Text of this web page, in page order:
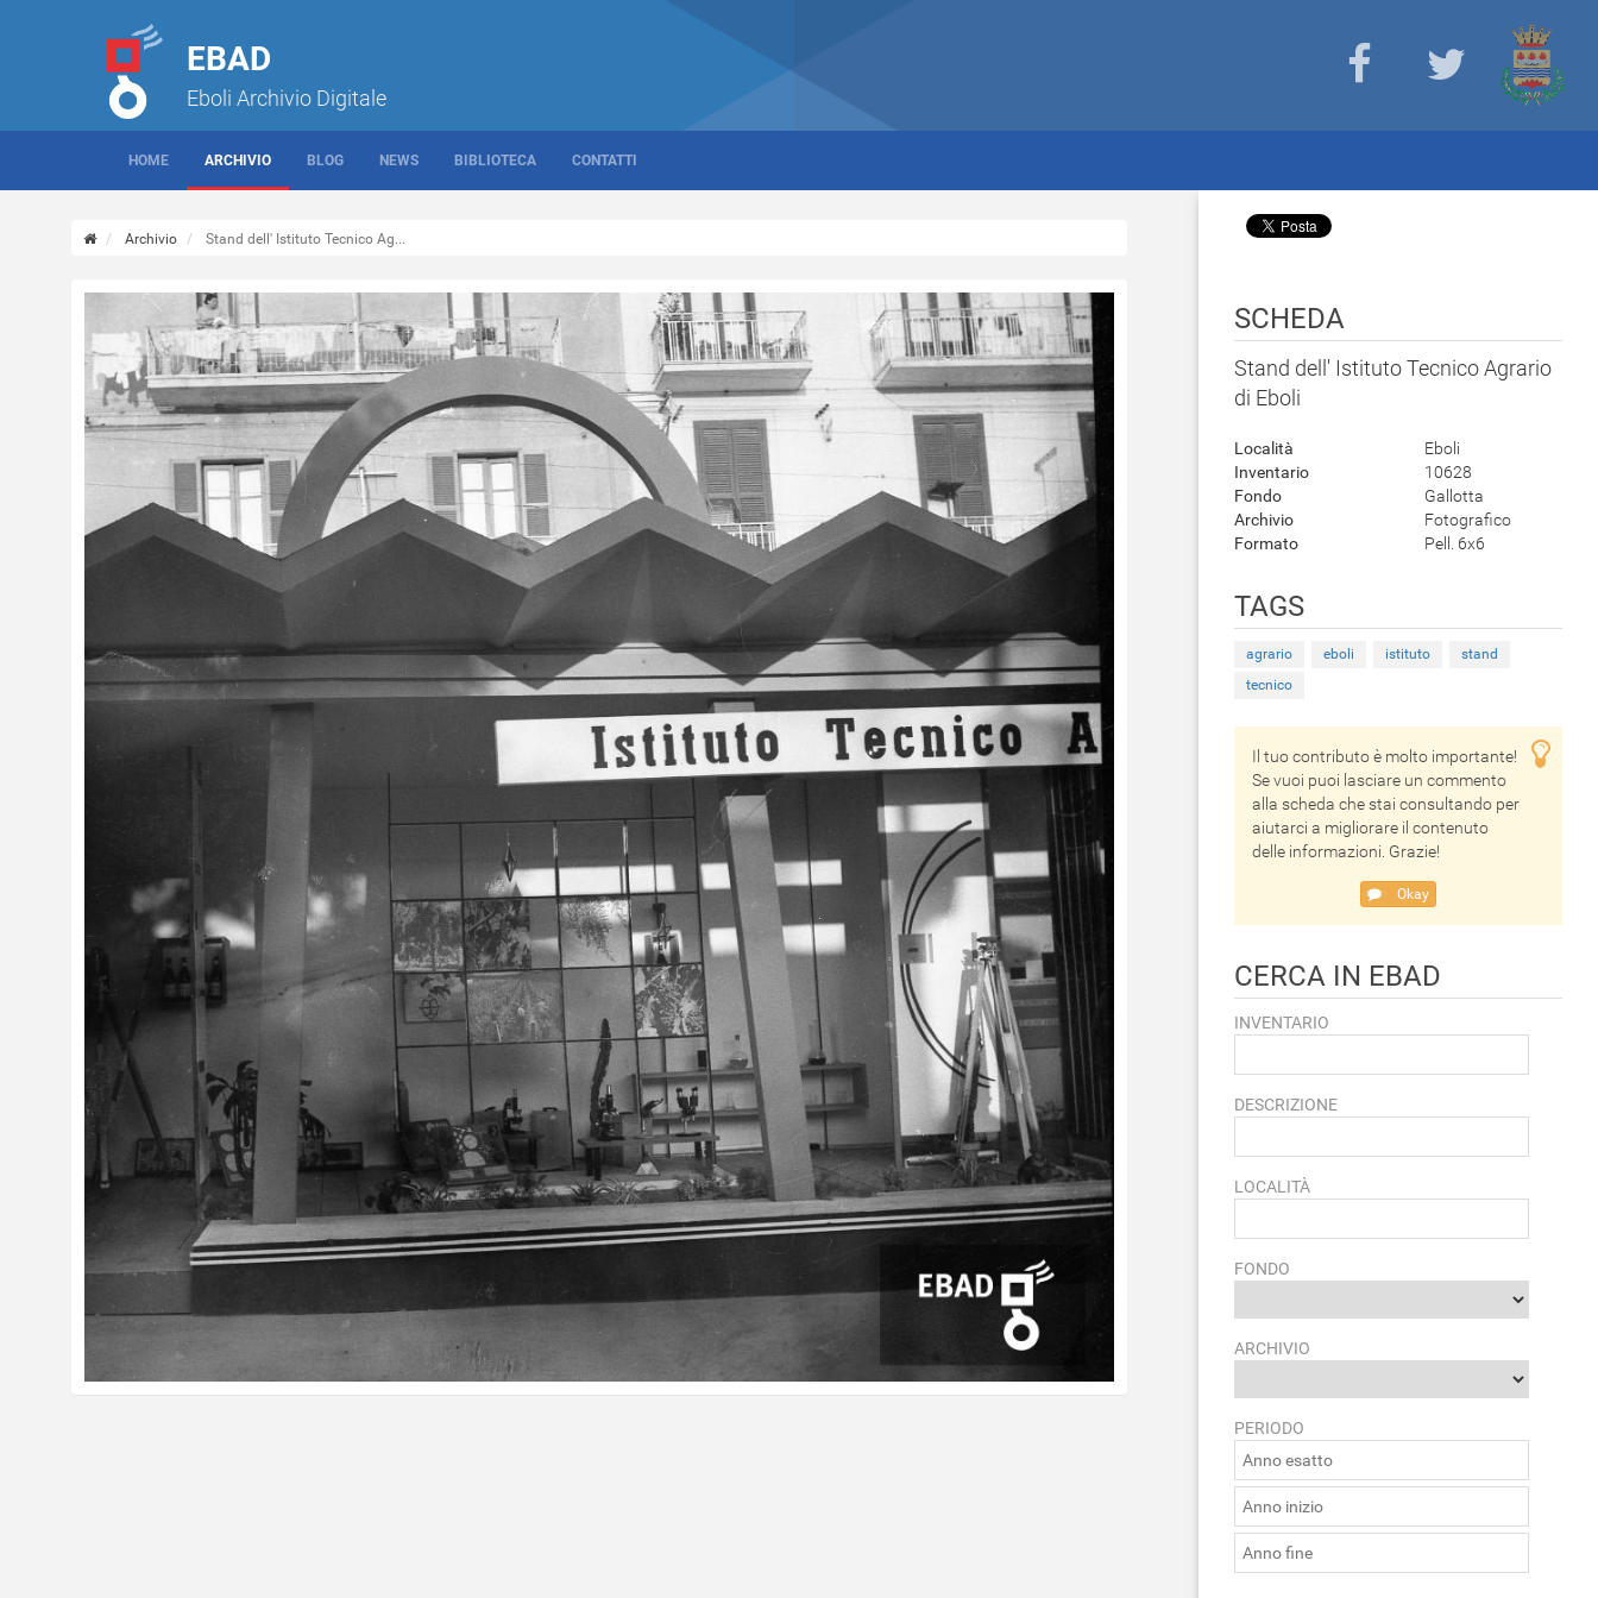
EBAD
Eboli Archivio Digitale
HOME ARCHIVIO BLOG NEWS BIBLIOTECA CONTATTI
Archivio Stand dell' Istituto Tecnico Ag...
SCHEDA
Stand dell' Istituto Tecnico Agrario
di Eboli
Località
Eboli
Inventario
10628
Fondo
Gallotta
Archivio
Fotografico
Formato
Pell. 6x6
TAGS
agrario eboli istituto
stand
tecnico
Il tuo contributo è molto importante!
Se vuoi puoi lasciare un commento
alla scheda che stai consultando per
aiutarci a migliorare il contenuto
delle informazioni. Grazie!
Okay
CERCA IN EBAD
INVENTARIO
DESCRIZIONE
LOCALITÀ
FONDO
ARCHIVIO
PERIODO